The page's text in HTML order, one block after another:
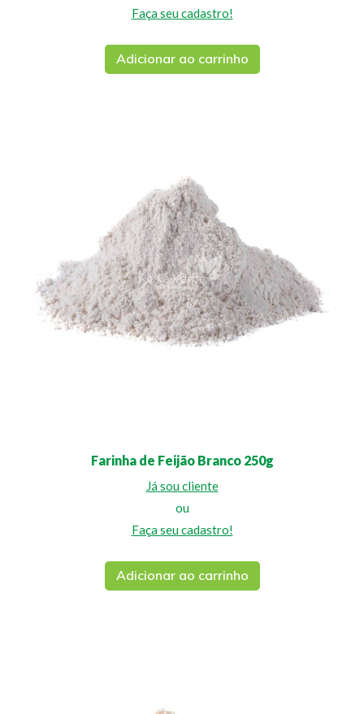
Faça seu cadastro!
Adicionar ao carrinho
Farinha de Feijão Branco 250g
Já sou cliente
ou
Faça seu cadastro!
Adicionar ao carrinho